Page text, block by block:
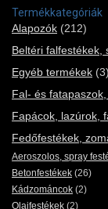
Termékkategóriák
Alapozók (212)
Beltéri falfestékek,
Egyéb termékek (3)
Fal- és
Fapácok, lazúrok,
Fedőfestékek,
Aeroszolos, spray
Betonfestékek (26)
Kádzománcok (2)
Olajfestékek (2)